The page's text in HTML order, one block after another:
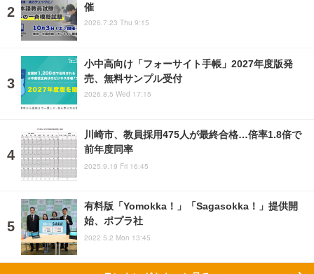
催
2026.7.23 Thu 9:15
小中高向け「フォーサイト手帳」2027年度版発
売、無料サンプル受付
2026.8.5 Wed 17:15
川崎市、教員採用475人が最終合格…倍率1.8倍で
前年度同率
2025.9.19 Fri 16:45
有料版「Yomokka！」「Sagasokka！」提供開
始、ポプラ社
2022.5.2 Mon 13:45